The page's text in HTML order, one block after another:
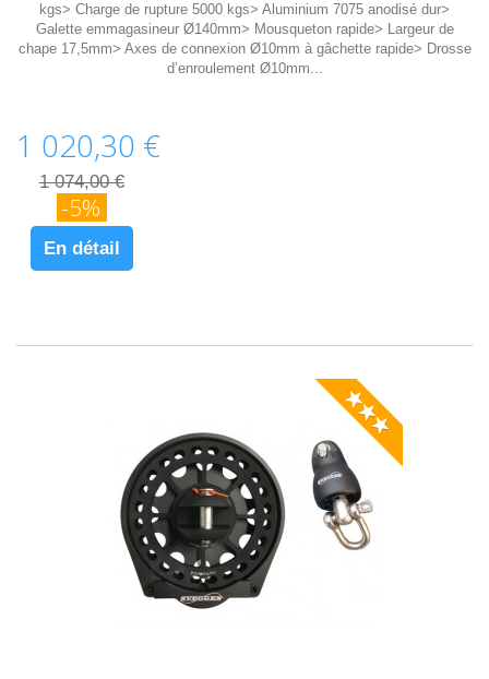
kgs> Charge de rupture 5000 kgs> Aluminium 7075 anodisé dur>
Galette emmagasineur Ø140mm> Mousqueton rapide> Largeur de
chape 17,5mm> Axes de connexion Ø10mm à gâchette rapide> Drosse
d’enroulement Ø10mm...
1 020,30 €
1 074,00 €
-5%
En détail
★★★